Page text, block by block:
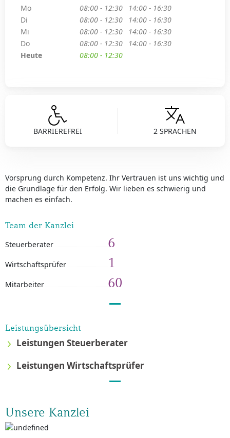
BARRIEREFREI 2 SPRACHEN
Vorsprung durch Kompetenz. Ihr Vertrauen ist uns wichtig und
die Grundlage für den Erfolg. Wir lieben es schwierig und
machen es einfach.
Team der Kanzlei
Steuerberater 6
Wirtschaftsprüfer 1
Mitarbeiter 60
Leistungsübersicht
Leistungen Steuerberater
Leistungen Wirtschaftsprüfer
Unsere Kanzlei
Mo
08:00 - 12:30
14:00 - 16:30
Di
08:00 - 12:30
14:00 - 16:30
Mi
08:00 - 12:30
14:00 - 16:30
Do
08:00 - 12:30
14:00 - 16:30
Heute
08:00 - 12:30